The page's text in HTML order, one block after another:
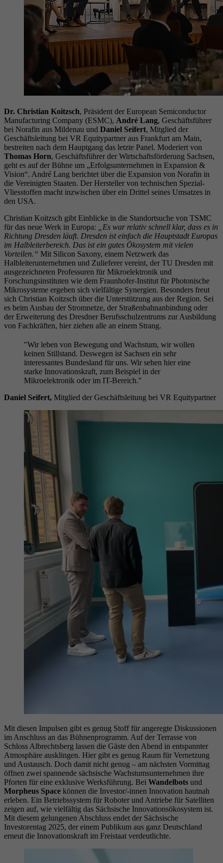
Dr. Christian Koitzsch, Präsident der European Semiconductor
Manufacturing Company (ESMC), André Lang, Geschäftsführer
bei Norafin aus Mildenau und Daniel Seifert, Mitglied der
Geschäftsleitung bei VR Equitypartner aus Frankfurt am Main,
bestreiten nach dem Hauptgang das letzte Panel. Moderiert von
Thomas Horn, Geschäftsführer der Wirtschaftsförderung Sachsen,
geht es auf der Bühne um „Erfolgsunternehmen in Expansion &
Vision“. André Lang berichtet über die Expansion von Norafin in
die Vereinigten Staaten. Der Hersteller von technischen Spezial-
Vliesstoffen macht inzwischen über ein Drittel seines Umsatzes in
den USA.
Christian Koitzsch gibt Einblicke in die Standortsuche von TSMC
für das neue Werk in Europa: „Es war relativ schnell klar, dass es in
Richtung Dresden läuft. Dresden ist einfach die Hauptstadt Europas
im Halbleiterbereich. Das ist ein gutes Ökosystem mit vielen
Vorteilen.“ Mit Silicon Saxony, einem Netzwerk das
Halbleiterunternehmen und Zulieferer vereint, der TU Dresden mit
ausgezeichneten Professuren für Mikroelektronik und
Forschungsinstituten wie dem Fraunhofer-Institut für Photonische
Mikrosysteme ergeben sich vielfältige Synergien. Besonders freut
sich Christian Koitzsch über die Unterstützung aus der Region. Sei
es beim Ausbau der Stromnetze, der Straßenbahnanbindung oder
der Erweiterung des Dresdner Berufsschulzentrums zur Ausbildung
von Fachkräften, hier ziehen alle an einem Strang.
"Wir leben von Bewegung und Wachstum, wir wollen
keinen Stillstand. Deswegen ist Sachsen ein sehr
interessantes Bundesland für uns. Wir sehen hier eine
starke Innovationskraft, zum Beispiel in der
Mikroelektronik oder im IT-Bereich."
Daniel Seifert, Mitglied der Geschäftsleitung bei VR Equitypartner
Mit diesen Impulsen gibt es genug Stoff für angeregte Diskussionen
im Anschluss an das Bühnenprogramm. Auf der Terrasse von
Schloss Albrechtsberg lassen die Gäste den Abend in entspannter
Atmosphäre ausklingen. Hier gibt es genug Raum für Vernetzung
und Austausch. Doch damit nicht genug – am nächsten Vormittag
öffnen zwei spannende sächsische Wachstumsunternehmen ihre
Pforten für eine exklusive Werksführung. Bei Wandelbots und
Morpheus Space können die Investor/-innen Innovation hautnah
erleben. Ein Betriebssystem für Roboter und Antriebe für Satelliten
zeigen auf, wie vielfältig das Sächsische Innovationsökosystem ist.
Mit diesem gelungenen Abschluss endet der Sächsische
Investorentag 2025, der einem Publikum aus ganz Deutschland
erneut die Innovationskraft im Freistaat verdeutlichte.